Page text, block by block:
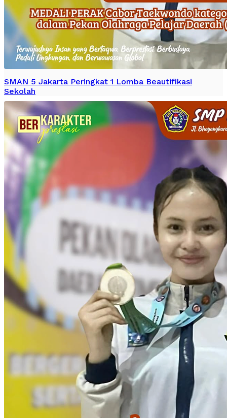
SMAN 5 Jakarta Peringkat 1 Lomba Beautifikasi
Sekolah